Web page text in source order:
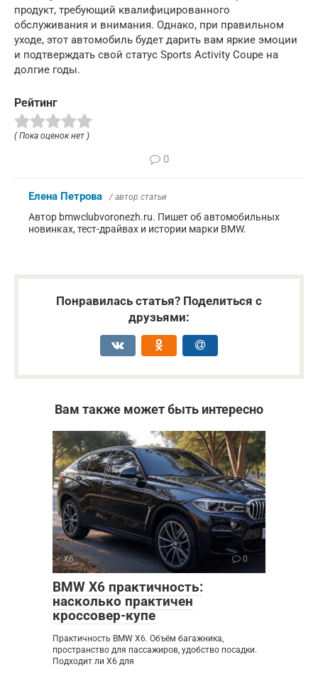
продукт, требующий квалифицированного
обслуживания и внимания. Однако, при правильном
уходе, этот автомобиль будет дарить вам яркие эмоции
и подтверждать свой статус Sports Activity Coupe на
долгие годы.
Рейтинг
( Пока оценок нет )
0
Елена Петрова / автор статьи
Автор bmwclubvoronezh.ru. Пишет об автомобильных
новинках, тест-драйвах и истории марки BMW.
Понравилась статья? Поделиться с
друзьями:
Вам также может быть интересно
X6 0
BMW X6 практичность:
насколько практичен
кроссовер-купе
Практичность BMW X6. Объём багажника,
пространство для пассажиров, удобство посадки.
Подходит ли X6 для